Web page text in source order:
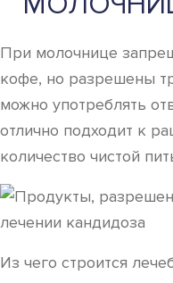
При молочнице
кофе, но разрешены
можно употреблять
отлично подходит к
количество чистой
Из чего строится